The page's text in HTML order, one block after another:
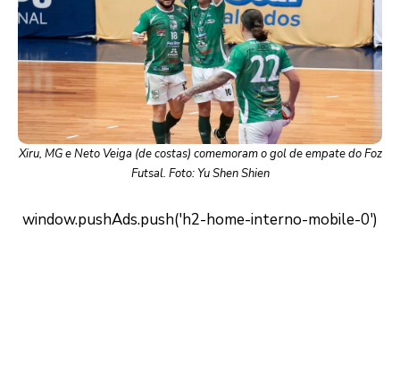
Xiru, MG e Neto Veiga (de costas) comemoram o gol de empate do Foz
Futsal. Foto: Yu Shen Shien